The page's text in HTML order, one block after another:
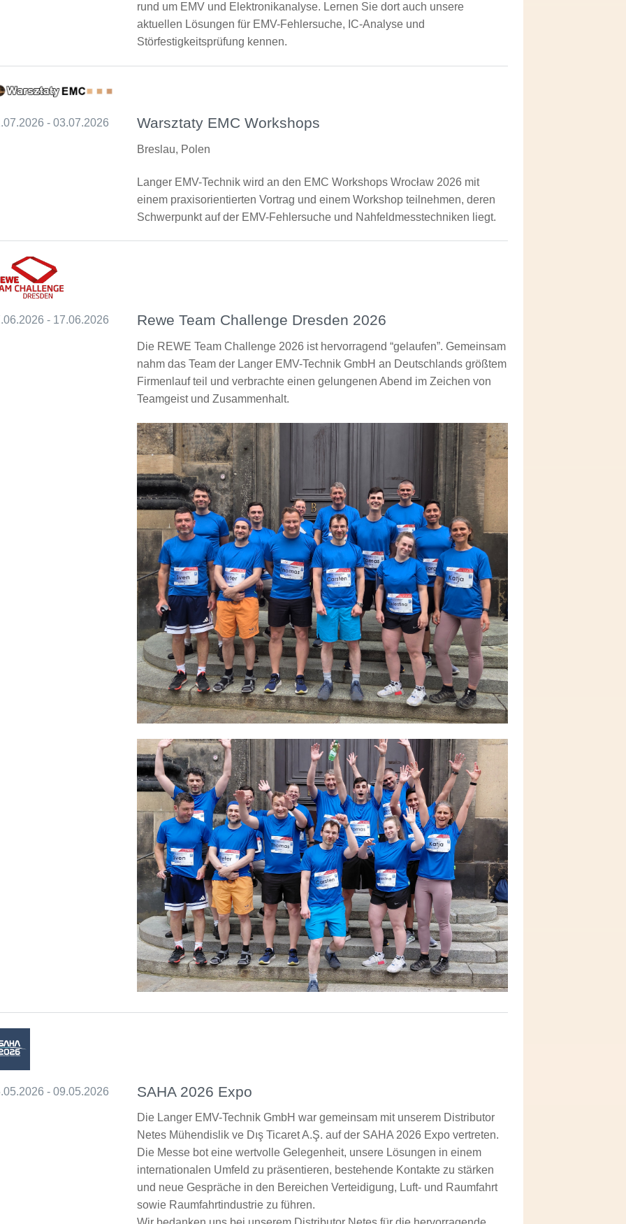
rund um EMV und Elektronikanalyse. Lernen Sie dort auch unsere
aktuellen Lösungen für EMV-Fehlersuche, IC-Analyse und
Störfestigkeitsprüfung kennen.
- 03.07.2026 Warsztaty EMC Workshops
Breslau, Polen
Langer EMV-Technik wird an den EMC Workshops Wrocław 2026 mit
einem praxisorientierten Vortrag und einem Workshop teilnehmen, deren
Schwerpunkt auf der EMV-Fehlersuche und Nahfeldmesstechniken liegt.
- 17.06.2026 Rewe Team Challenge Dresden 2026
Die REWE Team Challenge 2026 ist hervorragend “gelaufen”. Gemeinsam
nahm das Team der Langer EMV-Technik GmbH an Deutschlands größtem
Firmenlauf teil und verbrachte einen gelungenen Abend im Zeichen von
Teamgeist und Zusammenhalt.
- 09.05.2026 SAHA 2026 Expo
Die Langer EMV-Technik GmbH war gemeinsam mit unserem Distributor
Netes Mühendislik ve Dış Ticaret A.Ş. auf der SAHA 2026 Expo vertreten.
Die Messe bot eine wertvolle Gelegenheit, unsere Lösungen in einem
internationalen Umfeld zu präsentieren, bestehende Kontakte zu stärken
und neue Gespräche in den Bereichen Verteidigung, Luft- und Raumfahrt
sowie Raumfahrtindustrie zu führen.